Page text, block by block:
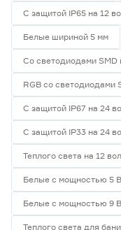
С защитой IP65 на 12
Белые шириной 5 мм
Со светодиодами SMD
RGB со светодиодами
С защитой IP67 на 24
С защитой IP33 на 24
Теплого света на 12
Белые с мощностью 5
Белые с мощностью 9
Теплого света для